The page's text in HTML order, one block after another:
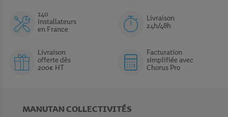
140
installateurs
en France
Livraison
24h/48h
Livraison
offerte dès
200€ HT
Facturation
simplifiée avec
Chorus Pro
MANUTAN COLLECTIVITÉS